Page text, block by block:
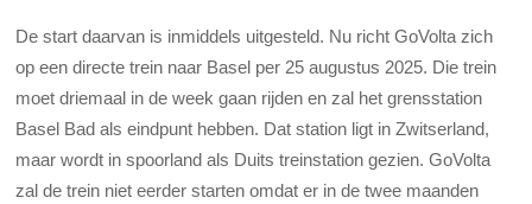
De start daarvan is inmiddels uitgesteld. Nu richt GoVolta zich
op een directe trein naar Basel per 25 augustus 2025. Die trein
moet driemaal in de week gaan rijden en zal het grensstation
Basel Bad als eindpunt hebben. Dat station ligt in Zwitserland,
maar wordt in spoorland als Duits treinstation gezien. GoVolta
zal de trein niet eerder starten omdat er in de twee maanden